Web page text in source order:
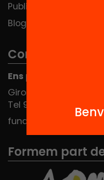
Publicacions i vídeos
Blog
Contacte
Ens pots trobar al
Girona 34, interior
Tel 934 588 700
fundacio@equitat.org
Formem part